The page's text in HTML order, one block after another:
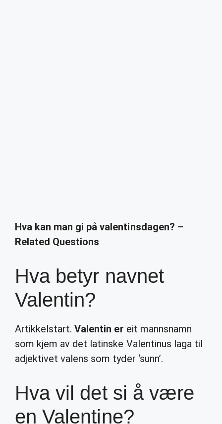
Hva kan man gi på valentinsdagen? –
Related Questions
Hva betyr navnet
Valentin?
Artikkelstart.Valentin er eit mannsnamn
som kjem av det latinske Valentinus laga til
adjektivet valens som tyder ‘sunn’.
Hva vil det si å være
en Valentine?